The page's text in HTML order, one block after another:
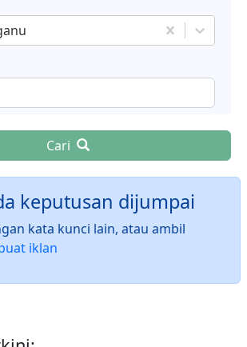
Cari
keputusan dijumpai
kata kunci lain, atau ambil
iklan